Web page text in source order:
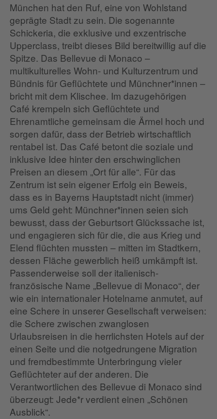
München hat den Ruf, eine von Wohlstand
geprägte Stadt zu sein. Die sogenannte
Schickeria, die exklusive und exzentrische
Upperclass, treibt dieses Bild bereitwillig auf die
Spitze. Das Bellevue di Monaco –
multikulturelles Wohn- und Kulturzentrum und
Bündnis für Geflüchtete und Münchner*innen –
bricht mit dem Klischee. Im dazugehörigen
Café krempeln sich Geflüchtete und
Ehrenamtliche gemeinsam die Ärmel hoch und
sorgen dafür, dass der Betrieb wirtschaftlich
rentabel ist. Das Café betont die soziale und
inklusive Idee hinter den erschwinglichen
Preisen an diesem „Ort für alle“. Für das
Zentrum ist sein eigener Erfolg ein Beweis,
dass es in Bayerns Hauptstadt nicht (immer)
ums Geld geht: Münchner*innen seien sich
bewusst, dass der Geburtsort Glückssache ist,
und engagieren sich für die, die aus Krieg und
Elend flüchten mussten – mitten im Stadtkern,
dessen Fläche gewerblich heiß umkämpft ist.
Passenderweise soll der italienisch-
französische Name „Bellevue di Monaco“, der
wie ein internationaler Hotelname anmutet, auf
eine Schere in unserer Gesellschaft verweisen:
die Schere zwischen zwanglosen
Urlaubsreisen in die herrlichsten Hotels auf der
einen Seite und die notgedrungene Migration
und fremdbestimmte Unterbringung vieler
Geflüchteter auf der anderen. Die
Verantwortlichen des Bellevue di Monaco sind
überzeugt: Jede*r verdient einen „Schönen
Ausblick“.